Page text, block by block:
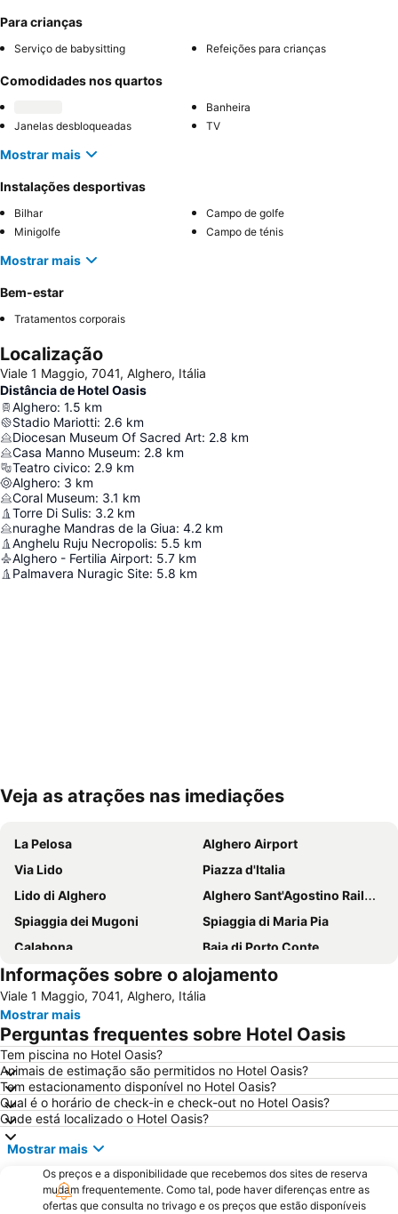
Para crianças
Serviço de babysitting Refeições para crianças
Comodidades nos quartos
Banheira
Janelas desbloqueadas
TV
Mostrar mais
Instalações desportivas
Bilhar
Campo de golfe
Minigolfe
Campo de ténis
Mostrar mais
Bem-estar
Tratamentos corporais
Localização
Viale 1 Maggio, 7041, Alghero, Itália
Distância de Hotel Oasis
Alghero: 1.5 km
Stadio Mariotti: 2.6 km
Diocesan Museum Of Sacred Art: 2.8 km
Casa Manno Museum: 2.8 km
Teatro civico: 2.9 km
Alghero: 3 km
Coral Museum: 3.1 km
Torre Di Sulis: 3.2 km
nuraghe Mandras de la Giua: 4.2 km
Anghelu Ruju Necropolis: 5.5 km
Alghero - Fertilia Airport: 5.7 km
Palmavera Nuragic Site: 5.8 km
Ampliar mapa
Veja as atrações nas imediações
La Pelosa
Alghero Airport
Via Lido
Piazza d'Italia
Lido di Alghero
Alghero Sant'Agostino Railway Station
Spiaggia dei Mugoni
Spiaggia di Maria Pia
Calabona
Baia di Porto Conte
Platamona
Fertilia
Spiaggia di Punta Negra
Punta Negra
Pivarada
Lazzaretto
Luna e Sole
Cala Lupo
Informações sobre o alojamento
Viale 1 Maggio, 7041, Alghero, Itália
Mostrar mais
Perguntas frequentes sobre Hotel Oasis
Tem piscina no Hotel Oasis?
Animais de estimação são permitidos no Hotel Oasis?
Tem estacionamento disponível no Hotel Oasis?
Qual é o horário de check-in e check-out no Hotel Oasis?
Onde está localizado o Hotel Oasis?
Mostrar mais
Os preços e a disponibilidade que recebemos dos sites de reserva
mudam frequentemente. Como tal, pode haver diferenças entre as
ofertas que consulta no trivago e os preços que estão disponíveis